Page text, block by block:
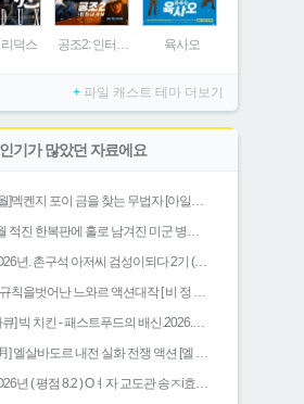
덕스 공조2: 인터내셔날 육사오
+ 파일 캐스트 테마 더보기
기가 많았던 자료에요
[8월]멕켄지 포이 금을 찾는 무법자 [아일레이트 시프]완벽한자막
8월 적진 한복판에 홀로 남겨진 미군 병사 [ 럭키스트라Ol크 ] 1080p 5.1 완벽자막
2O26년. 촌구석 아저씨 검성이되다 2기 (( 5화 )) - 1O8Op. 공식자막
N 규칙을벗어난 느와르 액션대작 [ 비 정 한 ㅅI 대 ] 고화질 FHD 1080 5.1
[다큐] 빅 치킨 - 패스트푸드의 배신.2026.1080p.한글자막
[7月] 엘살바도르 내전 실화 전쟁 액션 [엘 모조테의 반딧불이]
2O26년 ( 평점 8.2 ) Oㅕ자 교도관 송ㅈi효. 겨울철 햇빛같은 사람